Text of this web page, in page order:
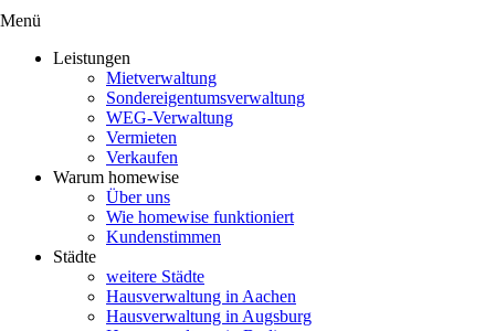
Menü
Leistungen
Mietverwaltung
Sondereigentumsverwaltung
WEG-Verwaltung
Vermieten
Verkaufen
Warum homewise
Über uns
Wie homewise funktioniert
Kundenstimmen
Städte
weitere Städte
Hausverwaltung in Aachen
Hausverwaltung in Augsburg